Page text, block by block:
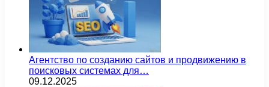
Агентство по созданию сайтов и продвижению в
поисковых системах для…
09.12.2025